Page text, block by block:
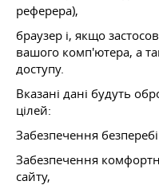
реферера),
браузер і, якщо
вашого комп'ютера, а
доступу.
Вказані дані будуть
цілей:
Забезпечення
Забезпечення
сайту,